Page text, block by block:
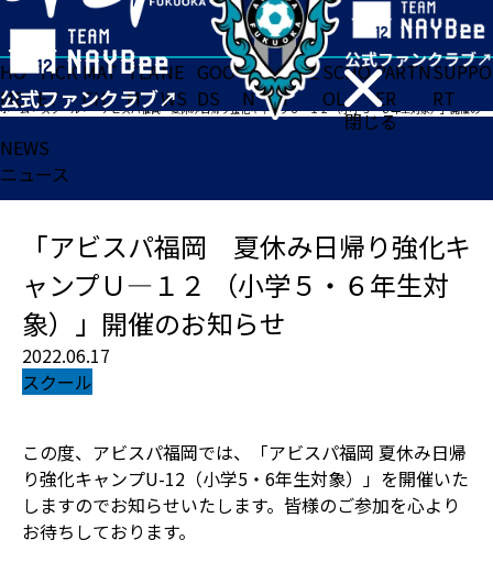
閉じる
HO
ME
TICK
ET
MAT
CH
TEA
M
NE
WS
GOO
DS
FA
N
ACADE
MY
SCHO
OL
PARTN
ER
SUPPO
RT
ホーム>スクール>「アビスパ福岡 夏休み日帰り強化キャンプＵ―１２ （小学５・６年生対象）」開催のお知らせ
NEWS
ニュース
「アビスパ福岡 夏休み日帰り強化キ
ャンプＵ―１２ （小学５・６年生対
象）」開催のお知らせ
2022.06.17
スクール
この度、アビスパ福岡では、「アビスパ福岡 夏休み日帰
り強化キャンプU-12（小学5・6年生対象）」を開催いた
しますのでお知らせいたします。皆様のご参加を心より
お待ちしております。